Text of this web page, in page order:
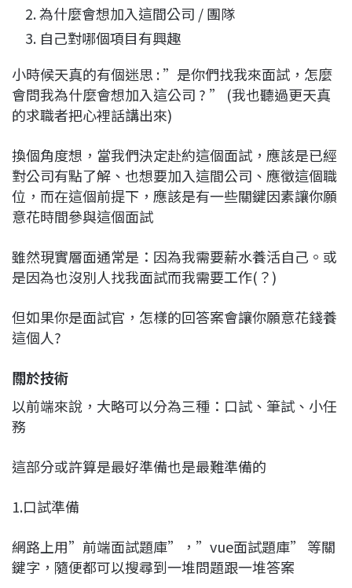
為什麼會想加入這間公司 / 團隊
自己對哪個項目有興趣
小時候天真的有個迷思 : ”是你們找我來面試，怎麼
會問我為什麼會想加入這公司 ? ” (我也聽過更天真
的求職者把心裡話講出來)
換個角度想，當我們決定赴約這個面試，應該是已經
對公司有點了解、也想要加入這間公司、應徵這個職
位，而在這個前提下，應該是有一些關鍵因素讓你願
意花時間參與這個面試
雖然現實層面通常是：因為我需要薪水養活自己。或
是因為也沒別人找我面試而我需要工作(？)
但如果你是面試官，怎樣的回答案會讓你願意花錢養
這個人?
關於技術
以前端來說，大略可以分為三種：口試、筆試、小任
務
這部分或許算是最好準備也是最難準備的
1.口試準備
網路上用”前端面試題庫”，”vue面試題庫” 等關
鍵字，隨便都可以搜尋到一堆問題跟一堆答案